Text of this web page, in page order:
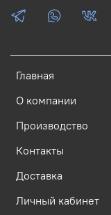
Главная
О компании
Производство
Контакты
Доставка
Личный кабинет